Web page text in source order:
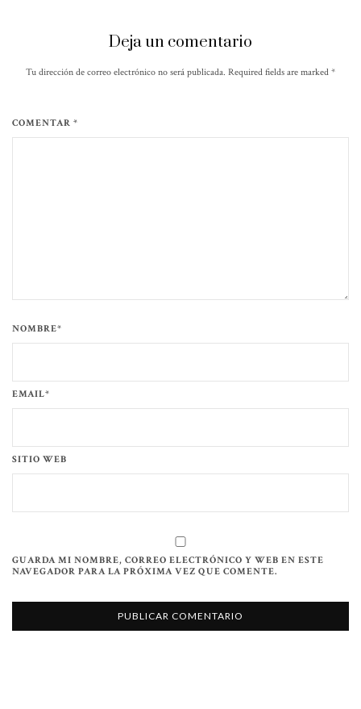
Deja un comentario
Tu dirección de correo electrónico no será publicada. Required fields are marked *
COMENTAR *
NOMBRE*
EMAIL*
SITIO WEB
GUARDA MI NOMBRE, CORREO ELECTRÓNICO Y WEB EN ESTE
NAVEGADOR PARA LA PRÓXIMA VEZ QUE COMENTE.